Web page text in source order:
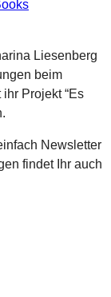
Liesenberg
beim
Projekt “Es
Newsletter
findet Ihr auch